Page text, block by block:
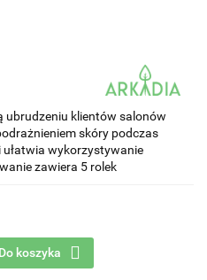
ubrudzeniu klientów salonów
skóry podczas
wykorzystywanie
zawiera 5 rolek
Do koszyka